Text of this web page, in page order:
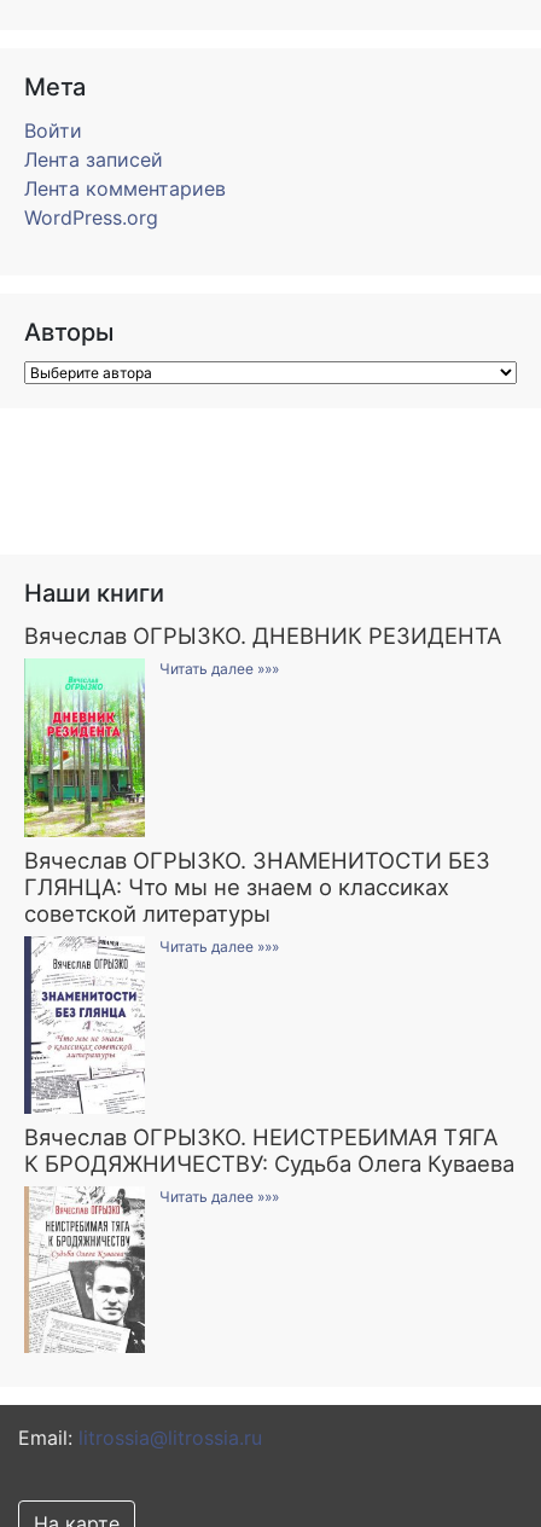
Мета
Войти
Лента записей
Лента комментариев
WordPress.org
Авторы
Наши книги
Вячеслав ОГРЫЗКО. ДНЕВНИК РЕЗИДЕНТА
Читать далее »»»
Вячеслав ОГРЫЗКО. ЗНАМЕНИТОСТИ БЕЗ
ГЛЯНЦА: Что мы не знаем о классиках
советской литературы
Читать далее »»»
Вячеслав ОГРЫЗКО. НЕИСТРЕБИМАЯ ТЯГА
К БРОДЯЖНИЧЕСТВУ: Судьба Олега Куваева
Читать далее »»»
Email: litrossia@litrossia.ru